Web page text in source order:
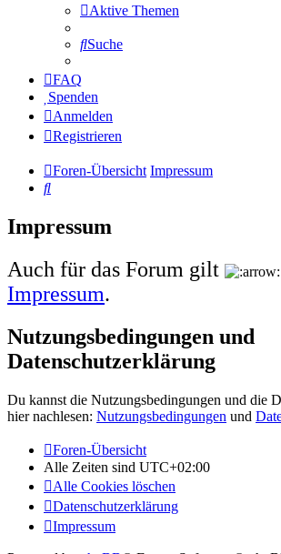
Aktive Themen
Suche
FAQ
Spenden
Anmelden
Registrieren
Foren-Übersicht Impressum
Suche
Impressum
Auch für das Forum gilt
Impressum.
Nutzungsbedingungen und
Datenschutzerklärung
Du kannst die Nutzungsbedingungen und die
hier nachlesen: Nutzungsbedingungen und
Foren-Übersicht
Alle Zeiten sind UTC+02:00
Alle Cookies löschen
Datenschutzerklärung
Impressum